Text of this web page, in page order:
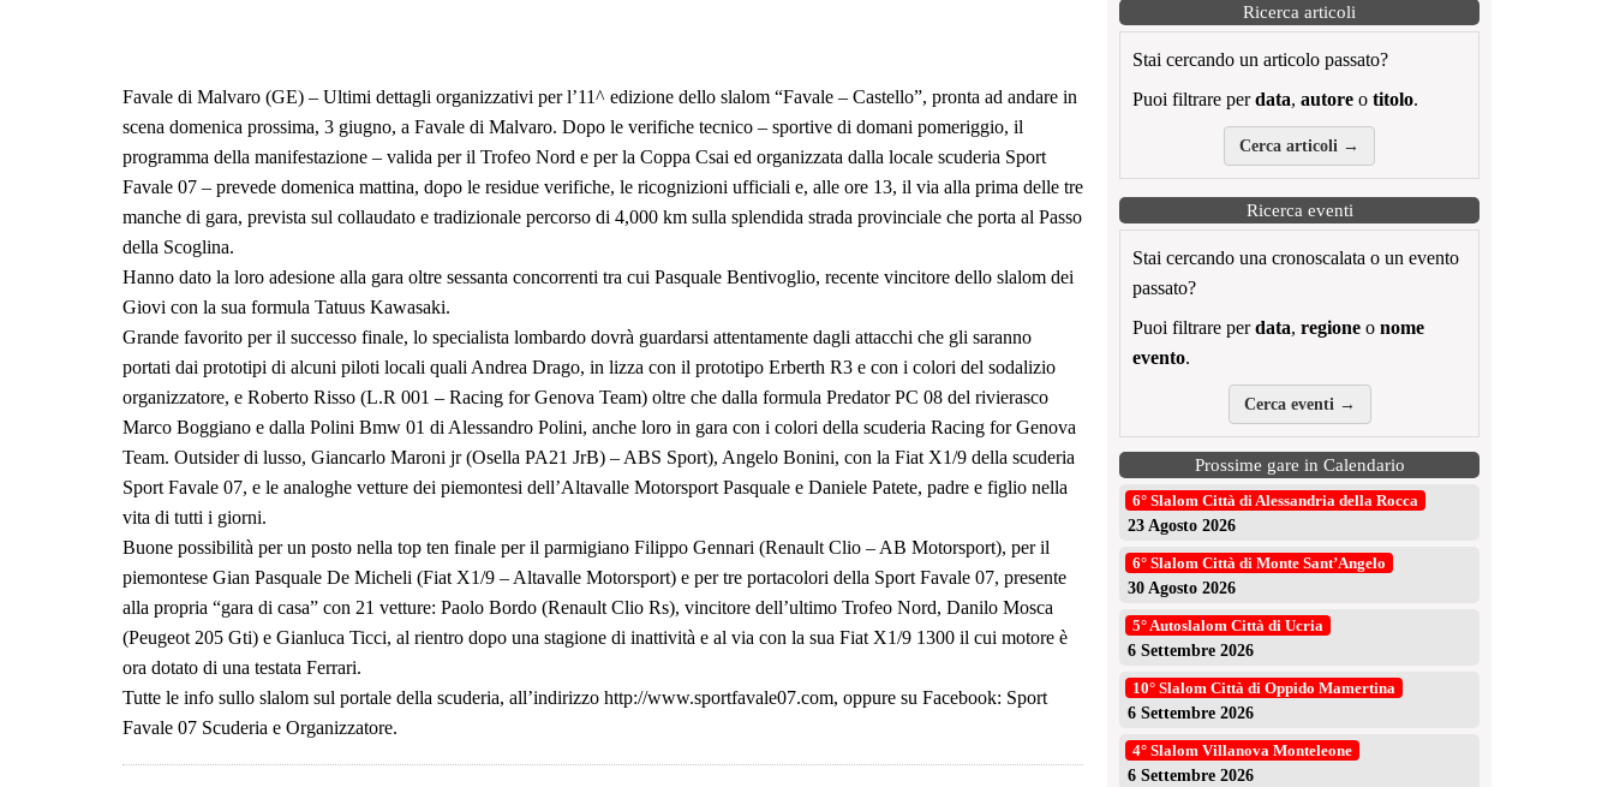
Favale di Malvaro (GE) – Ultimi dettagli organizzativi per l’11^ edizione dello slalom “Favale – Castello”, pronta ad andare in
scena domenica prossima, 3 giugno, a Favale di Malvaro. Dopo le verifiche tecnico – sportive di domani pomeriggio, il
programma della manifestazione – valida per il Trofeo Nord e per la Coppa Csai ed organizzata dalla locale scuderia Sport
Favale 07 – prevede domenica mattina, dopo le residue verifiche, le ricognizioni ufficiali e, alle ore 13, il via alla prima delle tre
manche di gara, prevista sul collaudato e tradizionale percorso di 4,000 km sulla splendida strada provinciale che porta al Passo
della Scoglina.
Hanno dato la loro adesione alla gara oltre sessanta concorrenti tra cui Pasquale Bentivoglio, recente vincitore dello slalom dei
Giovi con la sua formula Tatuus Kawasaki.
Grande favorito per il successo finale, lo specialista lombardo dovrà guardarsi attentamente dagli attacchi che gli saranno
portati dai prototipi di alcuni piloti locali quali Andrea Drago, in lizza con il prototipo Erberth R3 e con i colori del sodalizio
organizzatore, e Roberto Risso (L.R 001 – Racing for Genova Team) oltre che dalla formula Predator PC 08 del rivierasco
Marco Boggiano e dalla Polini Bmw 01 di Alessandro Polini, anche loro in gara con i colori della scuderia Racing for Genova
Team. Outsider di lusso, Giancarlo Maroni jr (Osella PA21 JrB) – ABS Sport), Angelo Bonini, con la Fiat X1/9 della scuderia
Sport Favale 07, e le analoghe vetture dei piemontesi dell’Altavalle Motorsport Pasquale e Daniele Patete, padre e figlio nella
vita di tutti i giorni.
Buone possibilità per un posto nella top ten finale per il parmigiano Filippo Gennari (Renault Clio – AB Motorsport), per il
piemontese Gian Pasquale De Micheli (Fiat X1/9 – Altavalle Motorsport) e per tre portacolori della Sport Favale 07, presente
alla propria “gara di casa” con 21 vetture: Paolo Bordo (Renault Clio Rs), vincitore dell’ultimo Trofeo Nord, Danilo Mosca
(Peugeot 205 Gti) e Gianluca Ticci, al rientro dopo una stagione di inattività e al via con la sua Fiat X1/9 1300 il cui motore è
ora dotato di una testata Ferrari.
Tutte le info sullo slalom sul portale della scuderia, all’indirizzo http://www.sportfavale07.com, oppure su Facebook: Sport
Favale 07 Scuderia e Organizzatore.
Ricerca articoli
Stai cercando un articolo passato?
Puoi filtrare perdata, autore o titolo.
Cerca articoli →
Ricerca eventi
Stai cercando una cronoscalata o un evento
passato?
Puoi filtrare perdata, regione o nome
evento.
Cerca eventi →
Prossime gare in Calendario
6° Slalom Città di Alessandria della Rocca
23 Agosto 2026
6° Slalom Città di Monte Sant’Angelo
30 Agosto 2026
5° Autoslalom Città di Ucria
6 Settembre 2026
10° Slalom Città di Oppido Mamertina
6 Settembre 2026
4° Slalom Villanova Monteleone
6 Settembre 2026